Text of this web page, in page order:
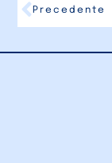
Precedente